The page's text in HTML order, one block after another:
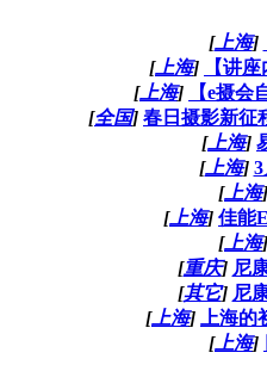
[上海]
[上海] 【讲
[上海] 【e摄
[全国] 春日摄影新征
[上海]
[上海]
[上海]
[上海] 佳能
[上海]
[重庆] 尼
[其它] 尼
[上海] 上海
[上海]